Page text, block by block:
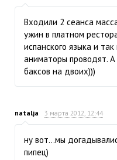
Входили 2 сеанса
ужин в платном
испанского языка и
аниматоры проводят.
баксов на двоих)))
natalja 3 марта 2012, 12:44
ну вот...мы
пипец)